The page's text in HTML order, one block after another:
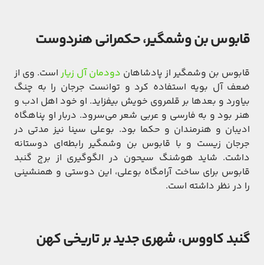
قابوس بن وشمگیر، حکمرانی هنردوست
قابوس بن وشمگیر از پادشاهان دودمان آل زیاراست. وی از
ضعف آل بویه استفاده کرد و توانست جرجان را به چنگ
بیاورد و بعدها بر قلمروی خویش بیفزاید. او خود اهل ادب و
هنر بود و به فارسی و عربی شعر می‌سرود. دربار او پناهگاه
ادیبان و هنرمندان و حکما بود. بوعلی سینا نیز مدتی در
جرجان زیست و با قابوس بن وشمگیر رابطه‌ای دوستانه
داشت. شاید هوشنگ سیحون در الگوگیری از برج گنبد
قابوس برای ساخت آرامگاه بوعلی، این دوستی و همنشینی
را در نظر داشته است.
گنبد کاووس، شهری جدید بر تاریخی کهن